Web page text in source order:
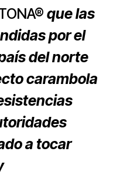
que las
por el
del norte
carambola
a tocar